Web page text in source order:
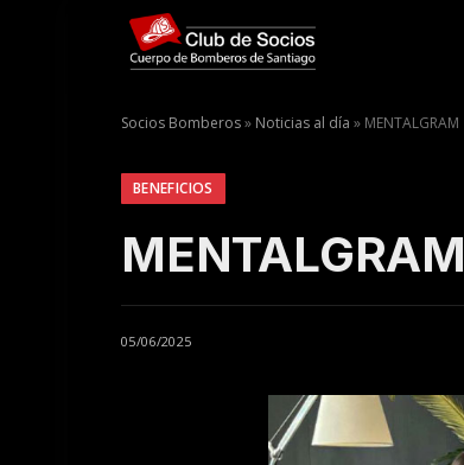
Socios Bomberos» Noticias al día » MENTALGRAM
BENEFICIOS
MENTALGRAM
05/06/2025